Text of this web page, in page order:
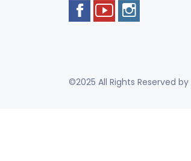
©2025 All Rights Reserved